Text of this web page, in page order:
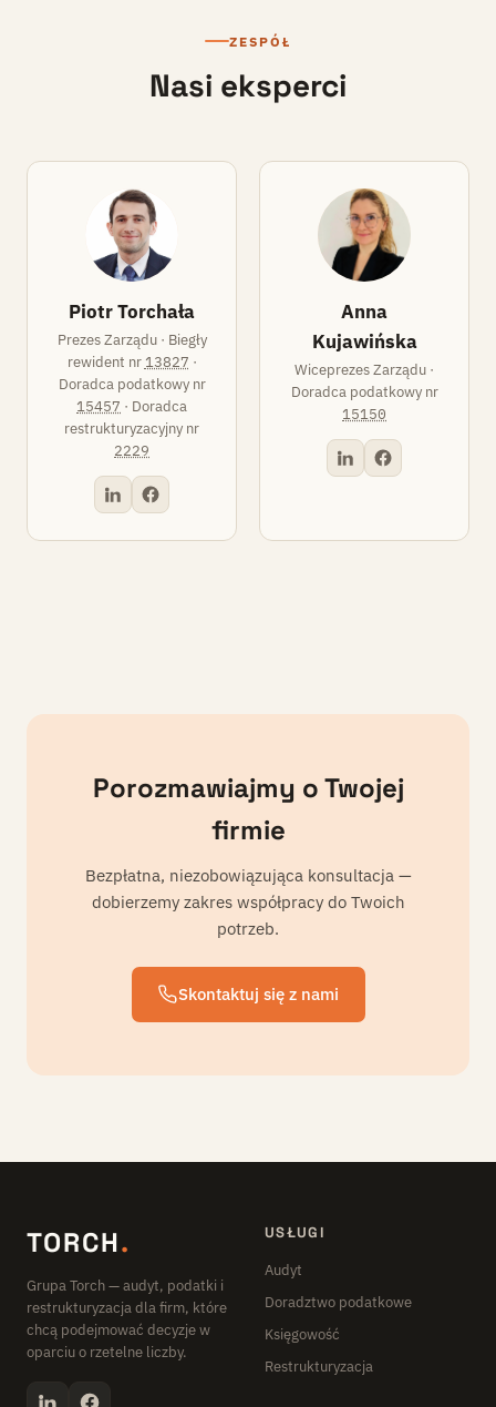
ZESPÓŁ
Nasi eksperci
PT
Piotr Torchała
Prezes Zarządu · Biegły
rewident nr 13827 ·
Doradca podatkowy nr
15457 · Doradca
restrukturyzacyjny nr
2229
AK
Anna
Kujawińska
Wiceprezes Zarządu ·
Doradca podatkowy nr
15150
Porozmawiajmy o Twojej
firmie
Bezpłatna, niezobowiązująca konsultacja —
dobierzemy zakres współpracy do Twoich
potrzeb.
Skontaktuj się z nami
TORCH.
Grupa Torch — audyt, podatki i
restrukturyzacja dla firm, które
chcą podejmować decyzje w
oparciu o rzetelne liczby.
USŁUGI
Audyt
Doradztwo podatkowe
Księgowość
Restrukturyzacja